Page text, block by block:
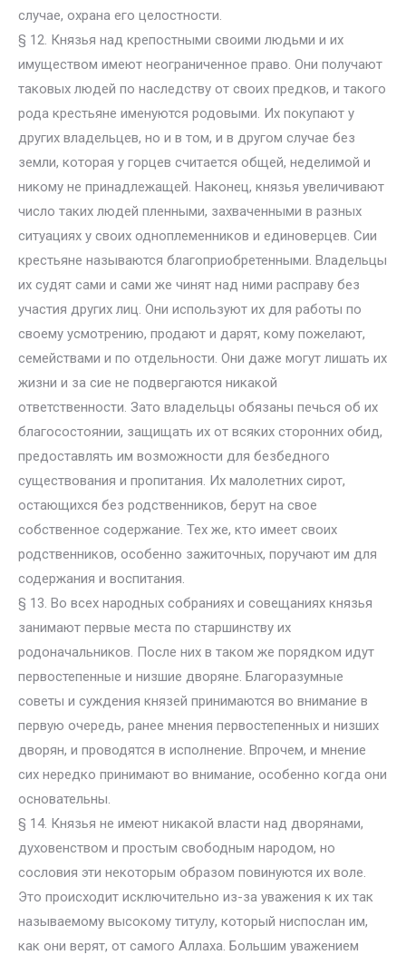
случае, охрана его целостности.
§ 12. Князья над крепостными своими людьми и их
имуществом имеют неограниченное право. Они получают
таковых людей по наследству от своих предков, и такого
рода крестьяне именуются родовыми. Их покупают у
других владельцев, но и в том, и в другом случае без
земли, которая у горцев считается общей, неделимой и
никому не принадлежащей. Наконец, князья увеличивают
число таких людей пленными, захваченными в разных
ситуациях у своих одноплеменников и единоверцев. Сии
крестьяне называются благоприобретенными. Владельцы
их судят сами и сами же чинят над ними расправу без
участия других лиц. Они используют их для работы по
своему усмотрению, продают и дарят, кому пожелают,
семействами и по отдельности. Они даже могут лишать их
жизни и за сие не подвергаются никакой
ответственности. Зато владельцы обязаны печься об их
благосостоянии, защищать их от всяких сторонних обид,
предоставлять им возможности для безбедного
существования и пропитания. Их малолетних сирот,
остающихся без родственников, берут на свое
собственное содержание. Тех же, кто имеет своих
родственников, особенно зажиточных, поручают им для
содержания и воспитания.
§ 13. Во всех народных собраниях и совещаниях князья
занимают первые места по старшинству их
родоначальников. После них в таком же порядком идут
первостепенные и низшие дворяне. Благоразумные
советы и суждения князей принимаются во внимание в
первую очередь, ранее мнения первостепенных и низших
дворян, и проводятся в исполнение. Впрочем, и мнение
сих нередко принимают во внимание, особенно когда они
основательны.
§ 14. Князья не имеют никакой власти над дворянами,
духовенством и простым свободным народом, но
сословия эти некоторым образом повинуются их воле.
Это происходит исключительно из-за уважения к их так
называемому высокому титулу, который ниспослан им,
как они верят, от самого Аллаха. Большим уважением